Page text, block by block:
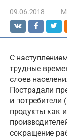
09.06.2018
С
трудные
слоев
Пострадали
и потребители
продукты как
сокращение